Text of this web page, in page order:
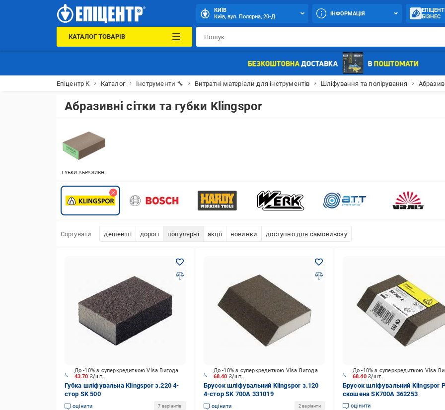
КИЇВ
Київ, вул. Полярна, 20-Д
ІНФОРМАЦІЯ
БІЗНЕС
КАТАЛОГ ТОВАРІВ
Епіцентр К Каталог Інструменти 🔧 Витратні матеріали для інструментів Шліфування та полірування
Абразивні сітки та губки Klingspor
ГУБКИ АБРАЗИВНІ
Сортувати дешевші дорогі популярні акції новинки доступно для самовивозу
43.70 ₴/шт.
До -10% з суперкредиткою Visa Вигода
Губка шліфувальна Klingspor з.220 4-
стор SK 500
оцінити 7 варіантів
68.40 ₴/шт.
До -10% з суперкредиткою Visa Вигода
Брусок шліфувальний Klingspor з.120
4-стор SK 700A 331019
оцінити 2 варіанти
68.40 ₴/шт.
До -10% з суперкредиткою Visa
Брусок шліфувальний Klingspor
скошена SK700A 362253
оцінити